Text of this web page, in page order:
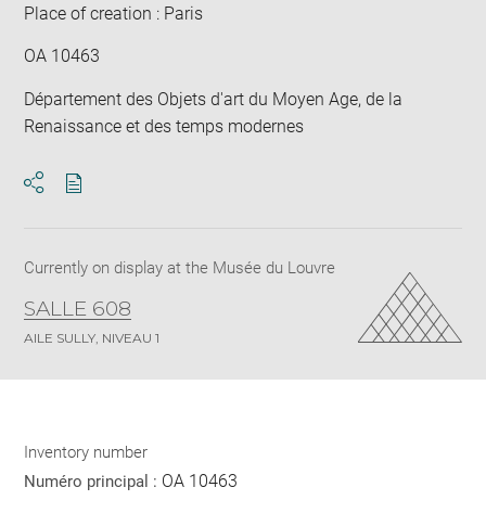
Place of creation : Paris
OA 10463
Département des Objets d'art du Moyen Age, de la
Renaissance et des temps modernes
Currently on display at the Musée du Louvre
SALLE 608
AILE SULLY, NIVEAU 1
Inventory number
Numéro principal : OA 10463